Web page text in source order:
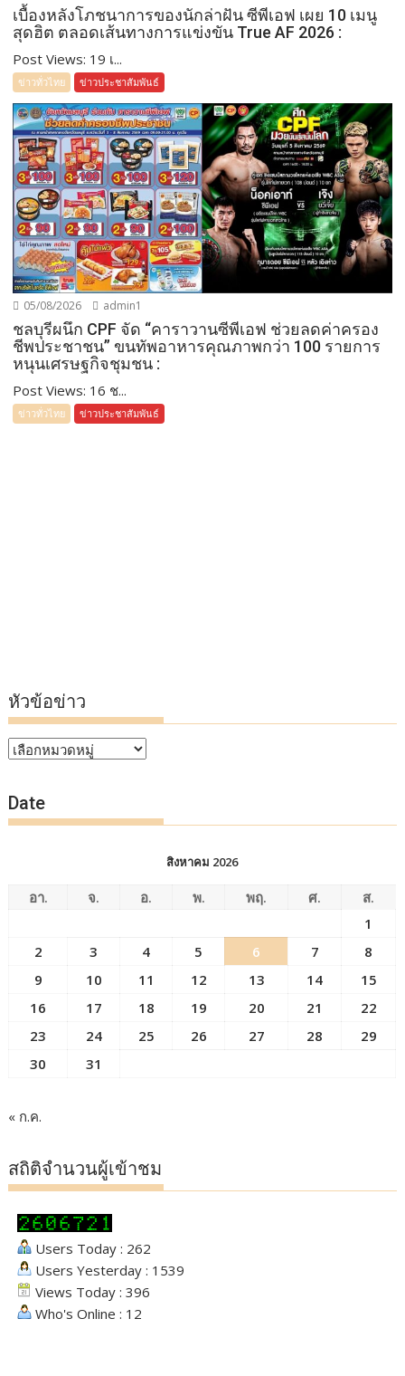
เบื้องหลังโภชนาการของนักล่าฝัน ซีพีเอฟ เผย 10 เมนู
สุดฮิต ตลอดเส้นทางการแข่งขัน True AF 2026 :
Post Views: 19 เ...
ข่าวทั่วไทย ข่าวประชาสัมพันธ์
05/08/2026 admin1
ชลบุรีผนึก CPF จัด “คาราวานซีพีเอฟ ช่วยลดค่าครอง
ชีพประชาชน” ขนทัพอาหารคุณภาพกว่า 100 รายการ
หนุนเศรษฐกิจชุมชน :
Post Views: 16 ช...
ข่าวทั่วไทย ข่าวประชาสัมพันธ์
หัวข้อข่าว
หัวข้อ
Date
สิงหาคม 2026
อา. จ. อ. พ. พฤ. ศ.
ส.
1
2
3 4 5 6 7
8
9
10 11 12 13 14
15
16
17 18 19 20 21
22
23
24 25 26 27 28
29
30
31
« ก.ค.
สถิติจำนวนผู้เข้าชม
Users Today : 262
Users Yesterday : 1539
Views Today : 396
Who's Online : 12